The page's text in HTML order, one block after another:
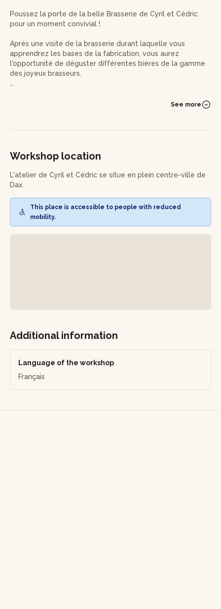
Poussez la porte de la belle Brasserie de Cyril et Cédric
pour un moment convivial !
Après une visite de la brasserie durant laquelle vous
apprendrez les bases de la fabrication, vous aurez
l'opportunité de déguster différentes bières de la gamme
des joyeux brasseurs.
connaissances sur le monde de la bière et l'envie de
See more
Workshop location
L'atelier de Cyril et Cédric se situe en plein centre-ville de
Dax.
This place is accessible to people with reduced
mobility.
Additional information
Language of the workshop
Français